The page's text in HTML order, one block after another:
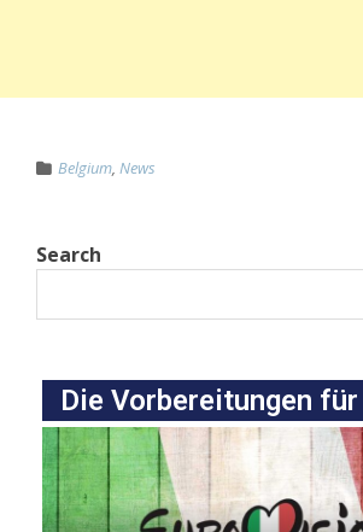
Belgium, News
Search
Die Vorbereitungen für